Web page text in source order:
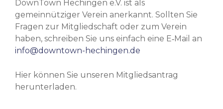
DownTown Hechingen e.V. ist als
gemeinnütziger Verein anerkannt. Sollten Sie
Fragen zur Mitgliedschaft oder zum Verein
haben, schreiben Sie uns einfach eine E‑Mail an
info@downtown-hechingen.de
Hier können Sie unseren Mitgliedsantrag
herunterladen.